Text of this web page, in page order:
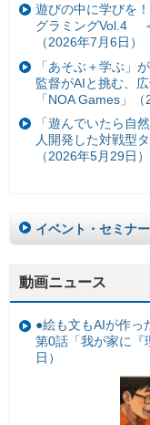
遊びの中に学びを
グラミングVol.4
（2026年7月6日）
「あそぶ＋学ぶ」
監督がAIと挑む、
「NOA Games」（
「遊んでいたら自
人開発した対戦型
（2026年5月29日）
イベント・セミナ
動画ニュース
●絵も文もAIが作っ
第0話「我が家に『
日）